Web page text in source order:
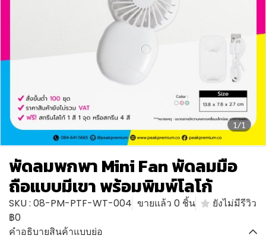
1/1
พัดลมพกพา Mini Fan พัดลมมือ
ถือแบบมีเขา พร้อมพิมพ์โลโก้
SKU : 08-PM-PTF-WT-004 ขายแล้ว 0 ชิ้น
ยังไม่มีรีวิว
฿0
คำอธิบายสินค้าแบบย่อ